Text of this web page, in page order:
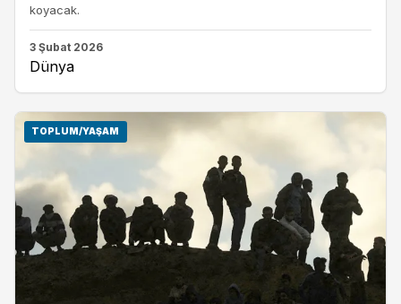
koyacak.
3 Şubat 2026
Dünya
TOPLUM/YAŞAM